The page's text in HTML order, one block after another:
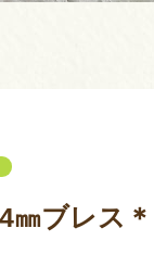
㎜ブレス＊